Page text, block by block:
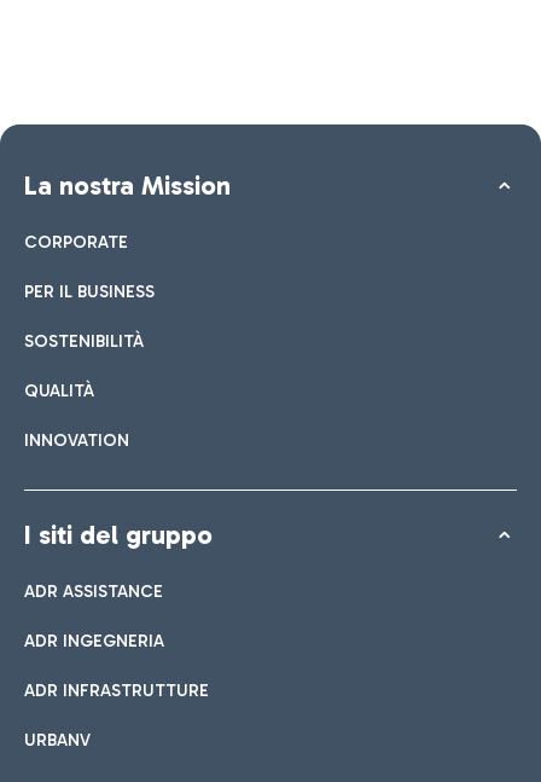
La nostra Mission
CORPORATE
PER IL BUSINESS
SOSTENIBILITÀ
QUALITÀ
INNOVATION
I siti del gruppo
ADR ASSISTANCE
ADR INGEGNERIA
ADR INFRASTRUTTURE
URBANV